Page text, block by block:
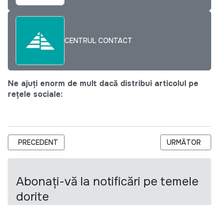
CENTRUL CONTACT
Ne ajuți enorm de mult dacă distribui articolul pe
rețele sociale:
ARTICOL PRECEDENT: „A FOST CA O ÎNȚEPĂTURĂ ÎN
PRECEDENT ARTICOLUL
URMĂTOR
Abonați-vă la notificări pe temele
dorite